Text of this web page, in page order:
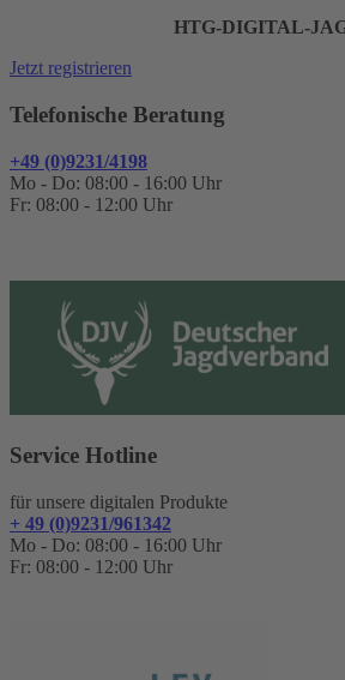
HTG-DIGITAL-
Jetzt registrieren
Telefonische Beratung
+49 (0)9231/4198
Mo - Do: 08:00 - 16:00 Uhr
Fr: 08:00 - 12:00 Uhr
Service Hotline
für unsere digitalen Produkte
+ 49 (0)9231/961342
Mo - Do: 08:00 - 16:00 Uhr
Fr: 08:00 - 12:00 Uhr